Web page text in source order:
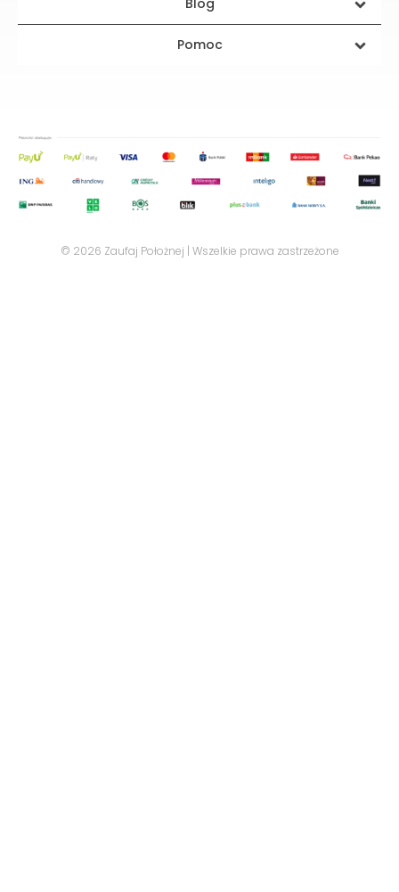
Pomoc
© 2026 Zaufaj Położnej | Wszelkie prawa zastrzeżone